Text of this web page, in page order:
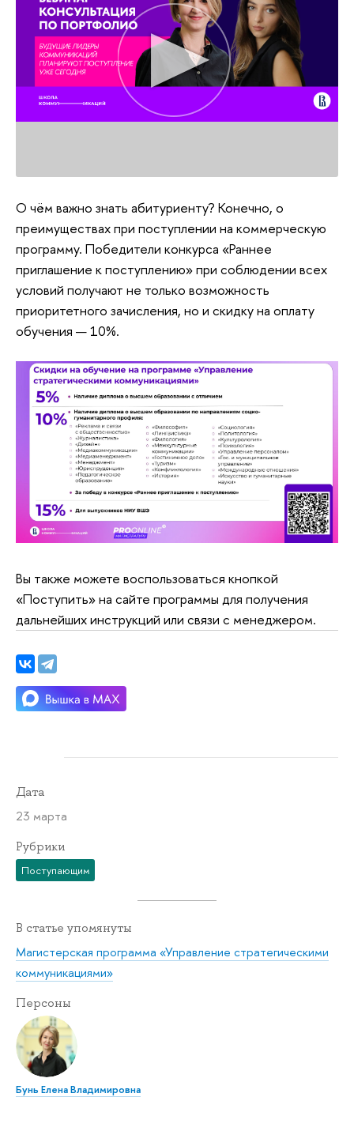
О чём важно знать абитуриенту? Конечно, о
преимуществах при поступлении на коммерческую
программу. Победители конкурса «Раннее
приглашение к поступлению» при соблюдении всех
условий получают не только возможность
приоритетного зачисления, но и скидку на оплату
обучения — 10%.
Вы также можете воспользоваться кнопкой
«Поступить» на сайте программы для получения
дальнейших инструкций или связи с менеджером.
Дата
23 марта
Рубрики
Поступающим
В статье упомянуты
Магистерская программа «Управление стратегическими
коммуникациями»
Персоны
Бунь Елена Владимировна